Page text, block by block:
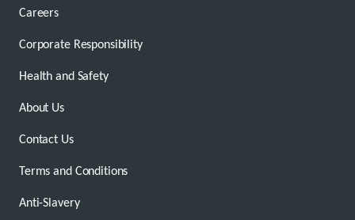
Careers
Corporate Responsibility
Health and Safety
About Us
Contact Us
Terms and Conditions
Anti-Slavery